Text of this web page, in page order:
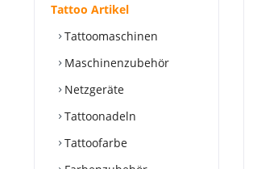
Tattoo Artikel
Tattoomaschinen
Maschinenzubehör
Netzgeräte
Tattoonadeln
Tattoofarbe